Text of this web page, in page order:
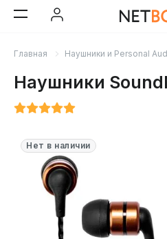
Главная Наушники и Personal
Наушники
Нет в наличии